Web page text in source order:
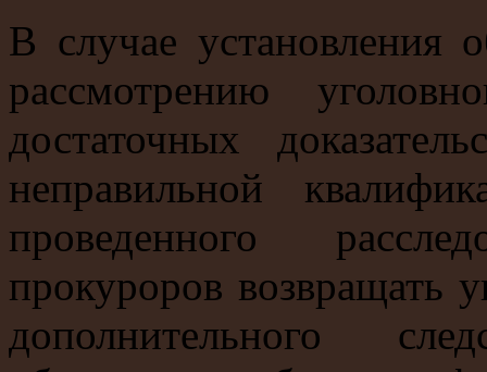
В случае установления
рассмотрению
достаточных
неправильной
проведенного
прокуроров возвращать
дополнительного